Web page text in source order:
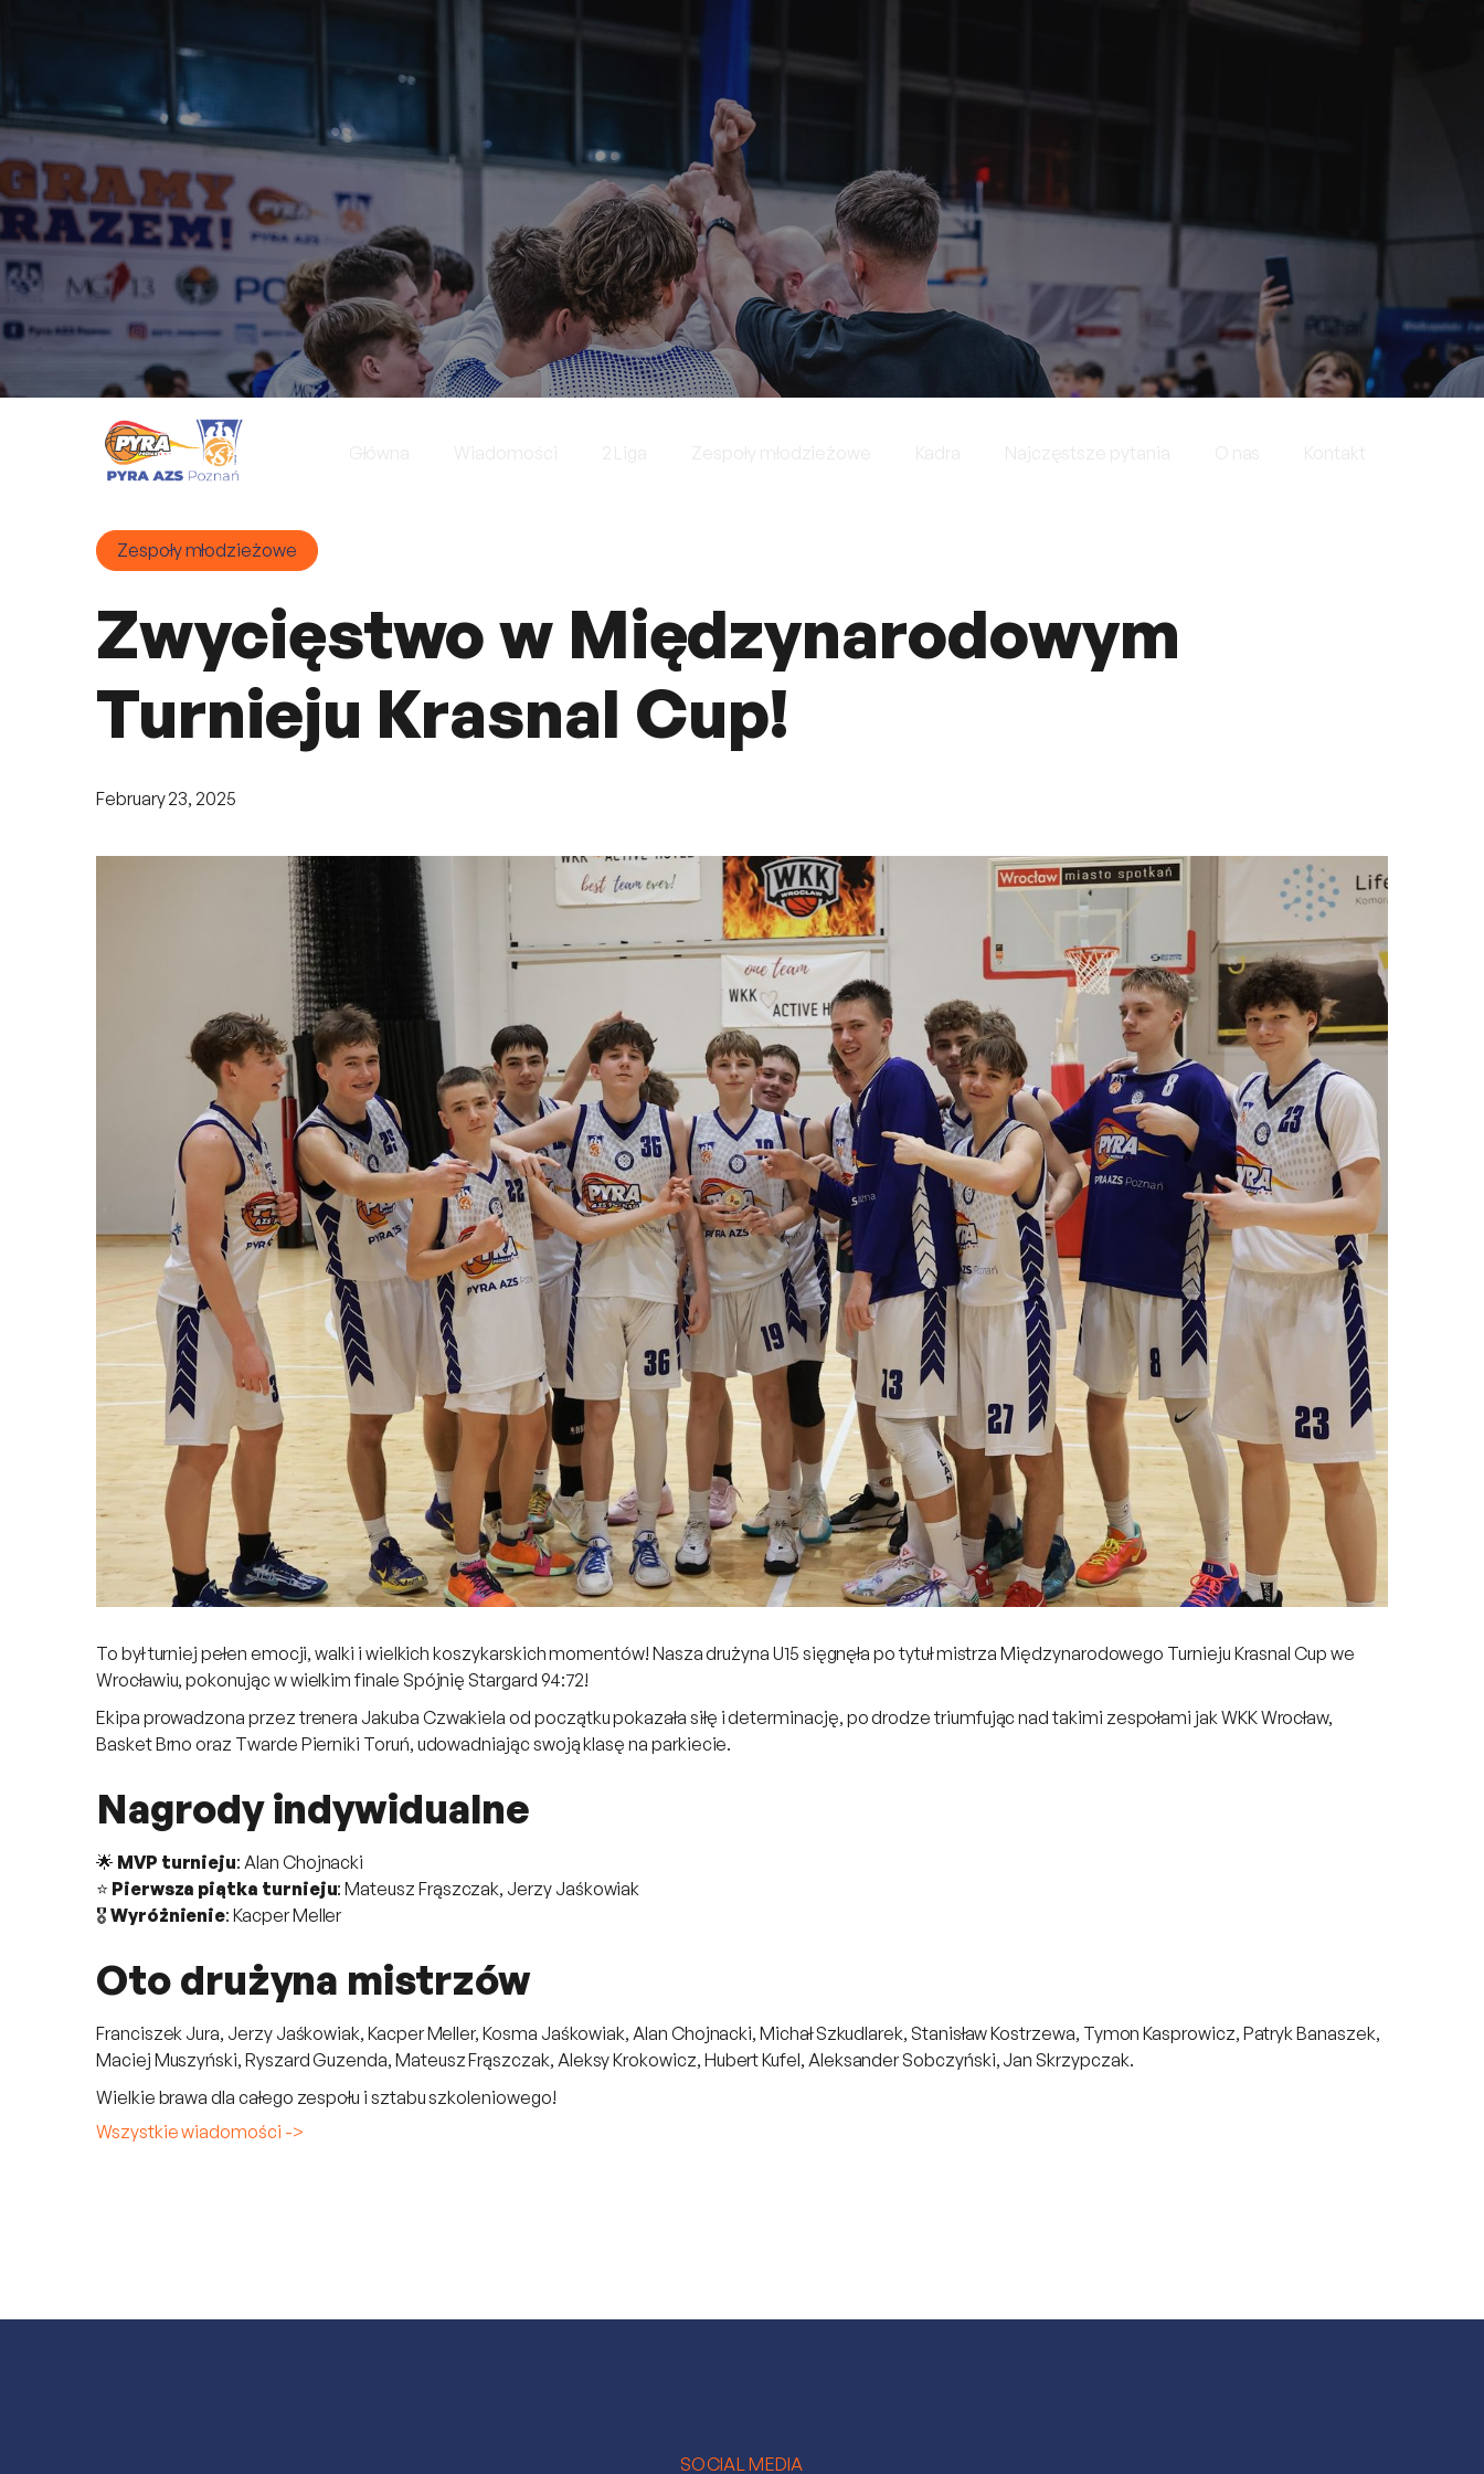
Zespoły młodzieżowe
Zwycięstwo w Międzynarodowym
Turnieju Krasnal Cup!
February 23, 2025
To był turniej pełen emocji, walki i wielkich koszykarskich momentów! Nasza drużyna U15 sięgnęła po tytuł mistrza Międzynarodowego Turnieju Krasnal Cup we
Wrocławiu, pokonując w wielkim finale Spójnię Stargard 94:72!
Ekipa prowadzona przez trenera Jakuba Czwakiela od początku pokazała siłę i determinację, po drodze triumfując nad takimi zespołami jak WKK Wrocław,
Basket Brno oraz Twarde Pierniki Toruń, udowadniając swoją klasę na parkiecie.
Nagrody indywidualne
🌟 MVP turnieju: Alan Chojnacki
⭐ Pierwsza piątka turnieju: Mateusz Frąszczak, Jerzy Jaśkowiak
🎖️ Wyróżnienie: Kacper Meller
Oto drużyna mistrzów
Franciszek Jura, Jerzy Jaśkowiak, Kacper Meller, Kosma Jaśkowiak, Alan Chojnacki, Michał Szkudlarek, Stanisław Kostrzewa, Tymon Kasprowicz, Patryk Banaszek,
Maciej Muszyński, Ryszard Guzenda, Mateusz Frąszczak, Aleksy Krokowicz, Hubert Kufel, Aleksander Sobczyński, Jan Skrzypczak.
Wielkie brawa dla całego zespołu i sztabu szkoleniowego!
Wszystkie wiadomości ->
SOCIAL MEDIA